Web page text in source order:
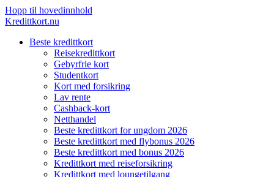
Hopp til hovedinnhold
Kredittkort.nu
Beste kredittkort
Reisekredittkort
Gebyrfrie kort
Studentkort
Kort med forsikring
Lav rente
Cashback-kort
Netthandel
Beste kredittkort for ungdom 2026
Beste kredittkort med flybonus 2026
Beste kredittkort med bonus 2026
Kredittkort med reiseforsikring
Kredittkort med loungetilgang